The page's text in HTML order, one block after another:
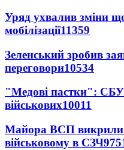
Уряд ухвалив зміни
мобілізації11359
Зеленський зробив
переговори10534
"Медові пастки": СБУ
військових10011
Майора ВСП викрили
військовому в СЗЧ